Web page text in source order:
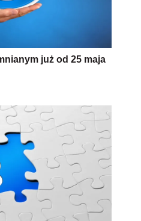
już od 25 maja